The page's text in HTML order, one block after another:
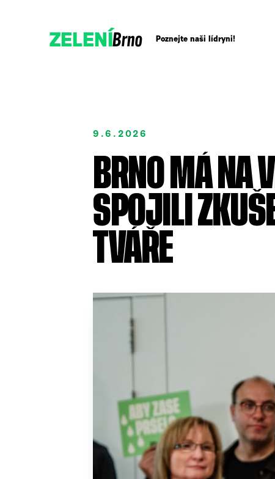
ZELENÍBrno Poznejte naši lídryni!
Podpořte nás darem
9.6.2026
BRNO MÁ NA
SPOJILI
TVÁŘE